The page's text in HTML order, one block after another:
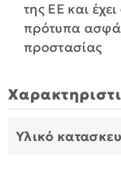
της ΕΕ και
πρότυπα
προστασίας
Υλικό